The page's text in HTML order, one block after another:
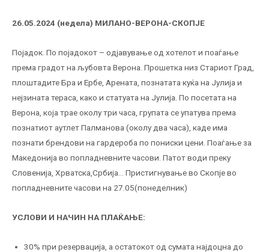
26.05.2024 (недела) МИЛАНО-ВЕРОНА-СКОПЈЕ
Појадок. По појадокот – одјавување од хотелот и поаѓање
према градот на љубовта Верона. Прошетка низ Стариот Град,
плоштадите Бра и Ербе, Арената, познатата куќа на Јулија и
нејзината тераса, како и статуата на Јулија. По посетата на
Верона, која трае околу три часа, групата се упатува према
познатиот аутлет Палманова (околу два часа), каде има
познати брендови на гардероба по пониски цени. Поаѓање за
Македонија во попладневните часови. Патот води преку
Словенија, Хрватска,Србија… Пристигнување во Скопје во
попладневните часови на 27.05(понеделник)
УСЛОВИ И НАЧИН НА ПЛАЌАЊЕ:
30% при резервација, а остатокот од сумата најдоцна до